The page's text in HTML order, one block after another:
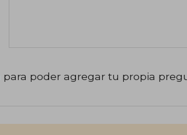
para poder agregar tu propia